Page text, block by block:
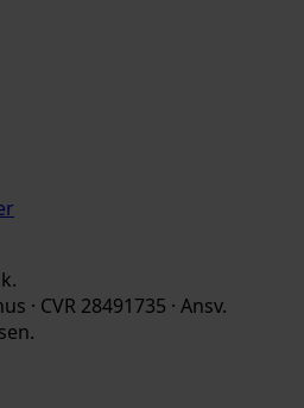
· CVR 28491735 · Ansv.